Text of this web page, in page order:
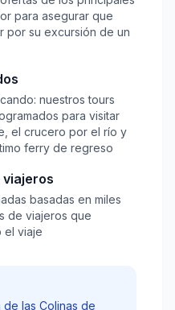
para asegurar que
por su excursión de un
nuestros tours
para visitar
el crucero por el río y
ferry de regreso
viajeros
basadas en miles
de viajeros que
el viaje
las Colinas de